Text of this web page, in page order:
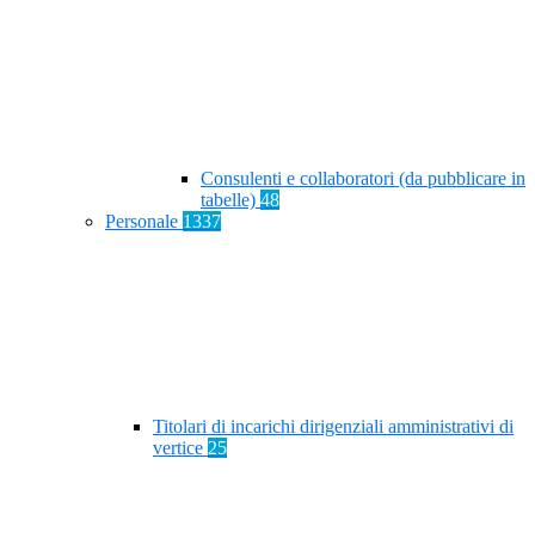
Consulenti e collaboratori (da pubblicare in
tabelle) 48
Personale 1337
Titolari di incarichi dirigenziali amministrativi di
vertice 25